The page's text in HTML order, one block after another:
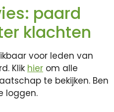
paard
klachten
voor leden van
Klik hier om alle
te bekijken. Ben
loggen.